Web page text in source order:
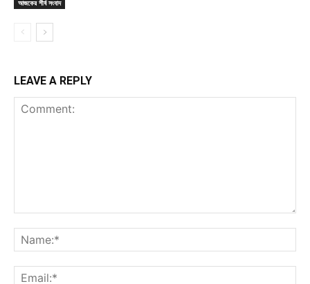
আজকের শীর্ষ সংবাদ
LEAVE A REPLY